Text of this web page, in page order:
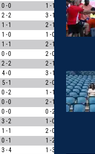
0 - 0 1 - 1
1
2 - 2 3 - 1
0
1 - 1 2 - 1
0
1 - 0 1 - 0
3
1 - 1 2 - 1
0 - 0 2 - 0
2 - 2 2 - 1
4 - 0 3 - 1
1
5 - 1 2 - 0
1
0 - 2 1 - 1
0
0 - 0 2 - 1
0
0 - 0 0 - 2
0
3 - 2 1 - 0
1 - 1 2 - 0
0 - 1 1 - 2
3 - 4 1 - 3